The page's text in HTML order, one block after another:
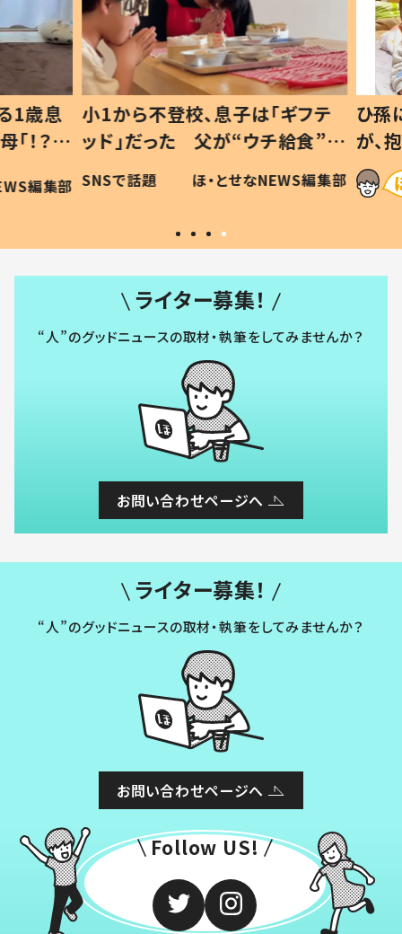
歳息
？」
編集部
小1から不登校、息子は「ギフテ
ッド」だった 父が“ウチ給食”を
作り続ける理由とは #令和の親
#令和の子
SNSで話題 ほ・とせなNEWS編集部
ひ孫
が、抱
「涙
い」
ライター募集！
“人”のグッドニュースの取材・執筆をしてみませんか？
お問い合わせページへ
ライター募集！
“人”のグッドニュースの取材・執筆をしてみませんか？
お問い合わせページへ
Follow US!